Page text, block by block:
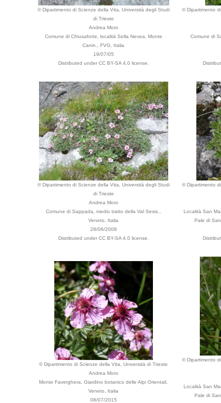
© Dipartimento di Scienze della Vita, Università degli Studi
di Trieste
Andrea Moro
Comune di Chiusaforte, località Sella Nevea, Monte
Canin., FVG, Italia
19/07/05
Distributed under CC BY-SA 4.0 license.
© Dipartimento
Comune di
© Dipartimento di Scienze della Vita, Università degli Studi
di Trieste
Andrea Moro
Comune di Sappada, medio tratto della Val Sesis.,
Veneto, Italia
28/06/2008
Distributed under CC BY-SA 4.0 license.
© Dipartimento
Località San
Pale di
© Dipartimento di Scienze della Vita, Università di Trieste
Andrea Moro
Monte Faverghera, Giardino botanico delle Alpi Orientali,
Veneto, Italia
08/07/2015
© Dipartimento
Località San
Pale di